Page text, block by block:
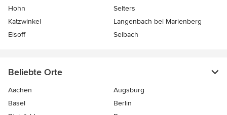
Hohn
Selters
Katzwinkel
Langenbach bei Marienberg
Elsoff
Selbach
Beliebte Orte
Aachen
Augsburg
Basel
Berlin